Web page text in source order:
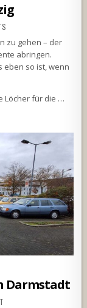
zu gehen – der
abringen.
eben so ist, wenn
Löcher für die …
Darmstadt